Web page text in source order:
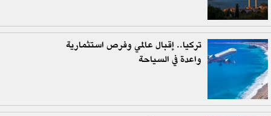
تركيا.. إقبال عالمي وفرص استثمارية
واعدة في السياحة